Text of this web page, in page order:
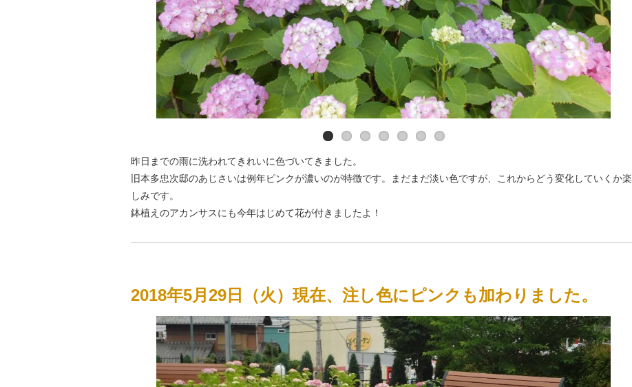
アカンサスにも花がつきました！
昨日までの雨に洗われてきれいに色づいてきました。
旧本多忠次邸のあじさいは例年ピンクが濃いのが特徴です。まだまだ淡い色ですが、これからどう変化していくか楽
しみです。
鉢植えのアカンサスにも今年はじめて花が付きましたよ！
2018年5月29日（火）現在、注し色にピンクも加わりました。